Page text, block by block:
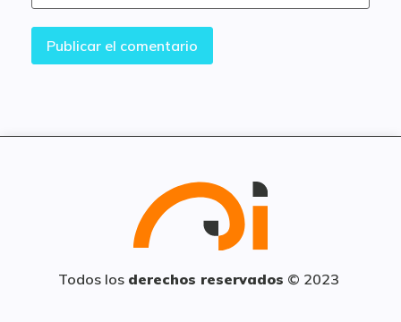
Todos los derechos reservados © 2023